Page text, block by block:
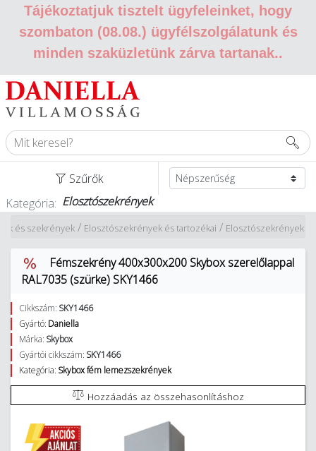
Tájékoztatjuk tisztelt ügyfeleinket, hogy
szombaton (08.08.) ügyfélszolgálatunk és
minden szaküzletünk zárva tartanak..
Szűrők
Kategória: Elosztószekrények
Elosztószekrények
/
Elosztószekrények és tartozékai
/
és szekrények
Fémszekrény 400x300x200 Skybox szerelőlappal
RAL7035 (szürke) SKY1466
Cikkszám: SKY1466
Gyártó: Daniella
Márka: Skybox
Gyártói cikkszám: SKY1466
Kategória: Skybox fém lemezszekrények
Hozzáadás az összehasonlításhoz